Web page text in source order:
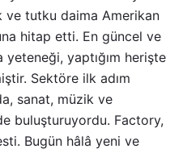
tutku daima Amerikan
hitap etti. En güncel ve
yaptığım herişte
Sektöre ilk adım
sanat, müzik ve
buluşturuyordu. Factory,
Bugün hâlâ yeni ve